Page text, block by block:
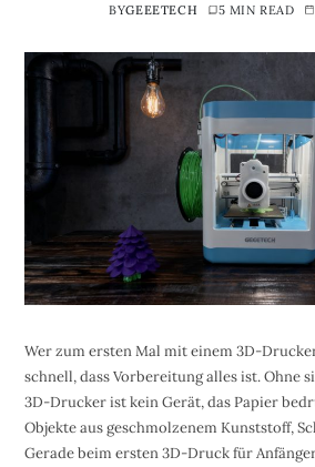
BYGEEETECH 5 MIN READ
Wer zum ersten Mal mit einem 3D-
schnell, dass Vorbereitung alles ist. Ohne
3D-Drucker ist kein Gerät, das Papier
Objekte aus geschmolzenem Kunststoff,
Gerade beim ersten 3D-Druck für